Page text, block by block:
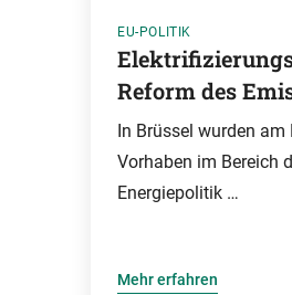
EU-POLITIK
Reform des
In Brüssel wurden
Vorhaben im Bereich
Energiepolitik …
Mehr erfahren